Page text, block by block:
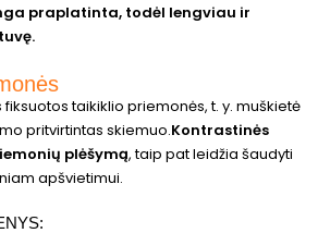
praplatinta, todėl lengviau ir
taikiklio priemonės, t. y. muškietė
pritvirtintas skiemuo.Kontrastinės
plėšymą, taip pat leidžia šaudyti
apšvietimui.